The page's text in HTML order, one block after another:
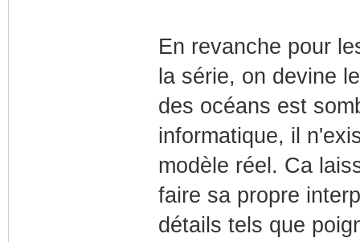
En revanche pour
la série, on devine
des océans est
informatique, il
modèle réel. Ca
faire sa propre
détails tels que